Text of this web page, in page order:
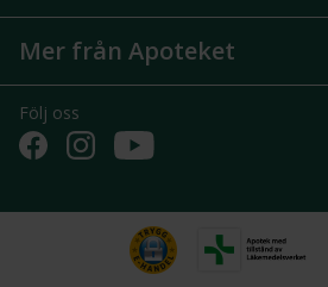
Mer från Apoteket
Följ oss